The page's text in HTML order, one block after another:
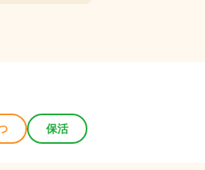
保活